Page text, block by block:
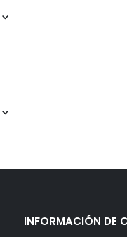
INFORMACIÓN DE